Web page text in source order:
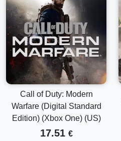
Call of Duty: Modern
Warfare (Digital Standard
Edition) (Xbox One) (US)
17.51 €